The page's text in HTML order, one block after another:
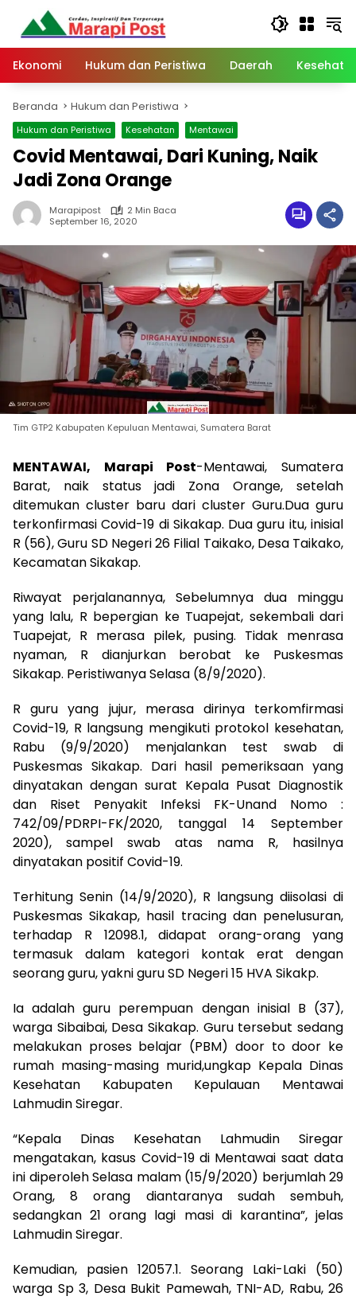
Langsung
konten
Ekonomi
Hukum dan Peristiwa Daerah
Beranda Hukum dan Peristiwa
Hukum dan Peristiwa Kesehatan Mentawai
Covid Mentawai, Dari Kuning, Naik
Jadi Zona Orange
Marapipost
2 Min Baca
September 16, 2020
Tim GTP2 Kabupaten Kepuluan Mentawai, Sumatera Barat
MENTAWAI, Marapi Post-Mentawai, Sumatera
Barat, naik status jadi Zona Orange, setelah
ditemukan cluster baru dari cluster Guru.Dua guru
terkonfirmasi Covid-19 di Sikakap. Dua guru itu, inisial
R (56), Guru SD Negeri 26 Filial Taikako, Desa Taikako,
Kecamatan Sikakap.
Riwayat perjalanannya, Sebelumnya dua minggu
yang lalu, R bepergian ke Tuapejat, sekembali dari
Tuapejat, R merasa pilek, pusing. Tidak menrasa
nyaman, R dianjurkan berobat ke Puskesmas
Sikakap. Peristiwanya Selasa (8/9/2020).
R guru yang jujur, merasa dirinya terkomfirmasi
Covid-19, R langsung mengikuti protokol kesehatan,
Rabu (9/9/2020) menjalankan test swab di
Puskesmas Sikakap. Dari hasil pemeriksaan yang
dinyatakan dengan surat Kepala Pusat Diagnostik
dan Riset Penyakit Infeksi FK-Unand Nomo :
742/09/PDRPI-FK/2020, tanggal 14 September
2020), sampel swab atas nama R, hasilnya
dinyatakan positif Covid-19.
Terhitung Senin (14/9/2020), R langsung diisolasi di
Puskesmas Sikakap, hasil tracing dan penelusuran,
terhadap R 12098.1, didapat orang-orang yang
termasuk dalam kategori kontak erat dengan
seorang guru, yakni guru SD Negeri 15 HVA Sikakp.
Ia adalah guru perempuan dengan inisial B (37),
warga Sibaibai, Desa Sikakap. Guru tersebut sedang
melakukan proses belajar (PBM) door to door ke
rumah masing-masing murid,ungkap Kepala Dinas
Kesehatan Kabupaten Kepulauan Mentawai
Lahmudin Siregar.
“Kepala Dinas Kesehatan Lahmudin Siregar
mengatakan, kasus Covid-19 di Mentawai saat data
ini diperoleh Selasa malam (15/9/2020) berjumlah 29
Orang, 8 orang diantaranya sudah sembuh,
sedangkan 21 orang lagi masi di karantina”, jelas
Lahmudin Siregar.
Kemudian, pasien 12057.1. Seorang Laki-Laki (50)
warga Sp 3, Desa Bukit Pamewah, TNI-AD, Rabu, 26